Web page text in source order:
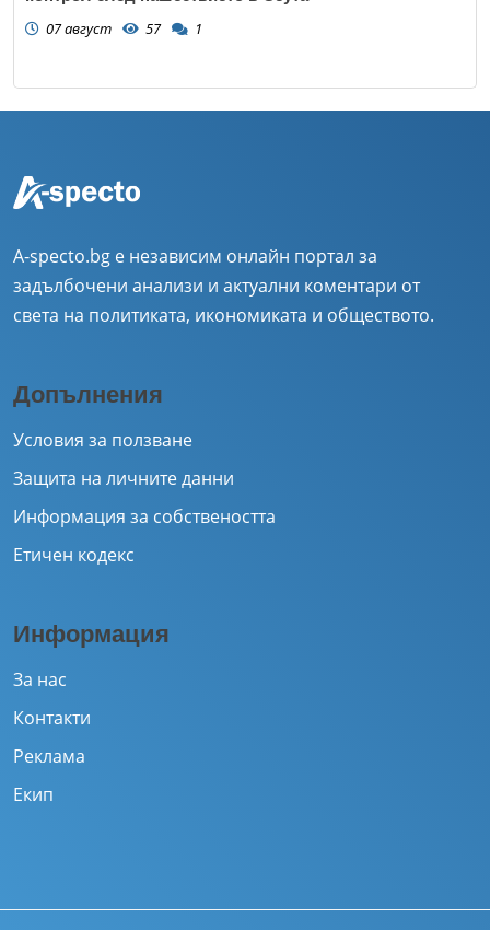
07 август 57 1
A-specto.bg е независим онлайн портал за
задълбочени анализи и актуални коментари от
света на политиката, икономиката и обществото.
Допълнения
Условия за ползване
Защита на личните данни
Информация за собствеността
Етичен кодекс
Информация
За нас
Контакти
Реклама
Екип